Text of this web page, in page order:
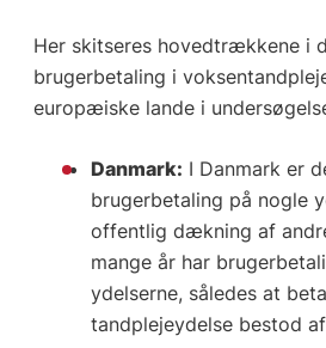
Her skitseres hovedtrækkene i
brugerbetaling i
europæiske lande i
Danmark: I Danmark er
brugerbetaling på nogle
offentlig dækning af
mange år har
ydelserne, således at
tandplejeydelse bestod